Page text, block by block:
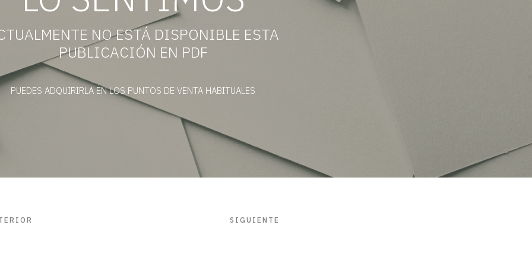
NO ESTÁ DISPONIBLE ESTA
PUBLICACIÓN EN PDF
PUEDES ADQUIRIRLA EN LOS PUNTOS DE VENTA HABITUALES
SIGUIENTE